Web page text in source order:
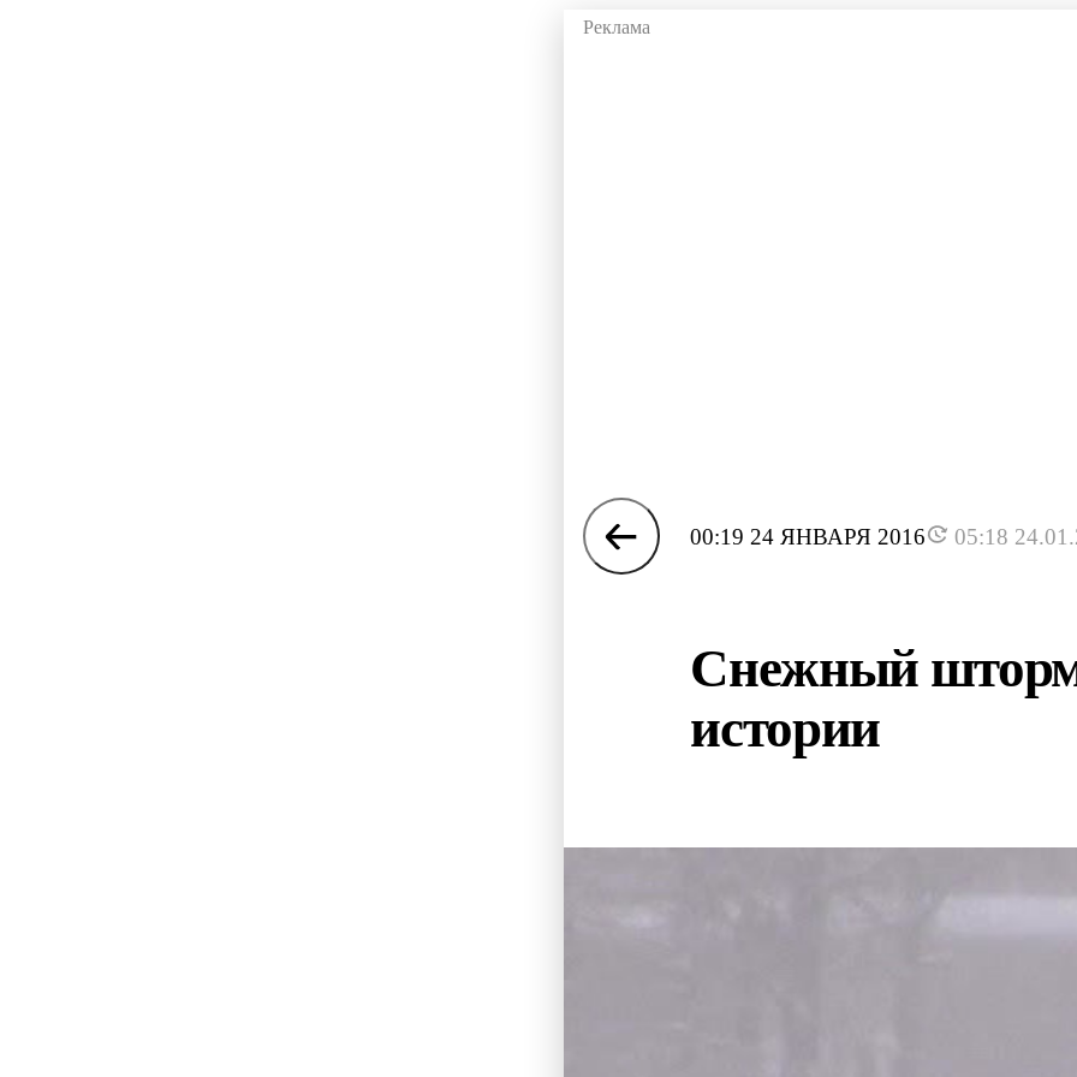
00:19 24 ЯНВАРЯ 2016 05:18
Снежный
истории